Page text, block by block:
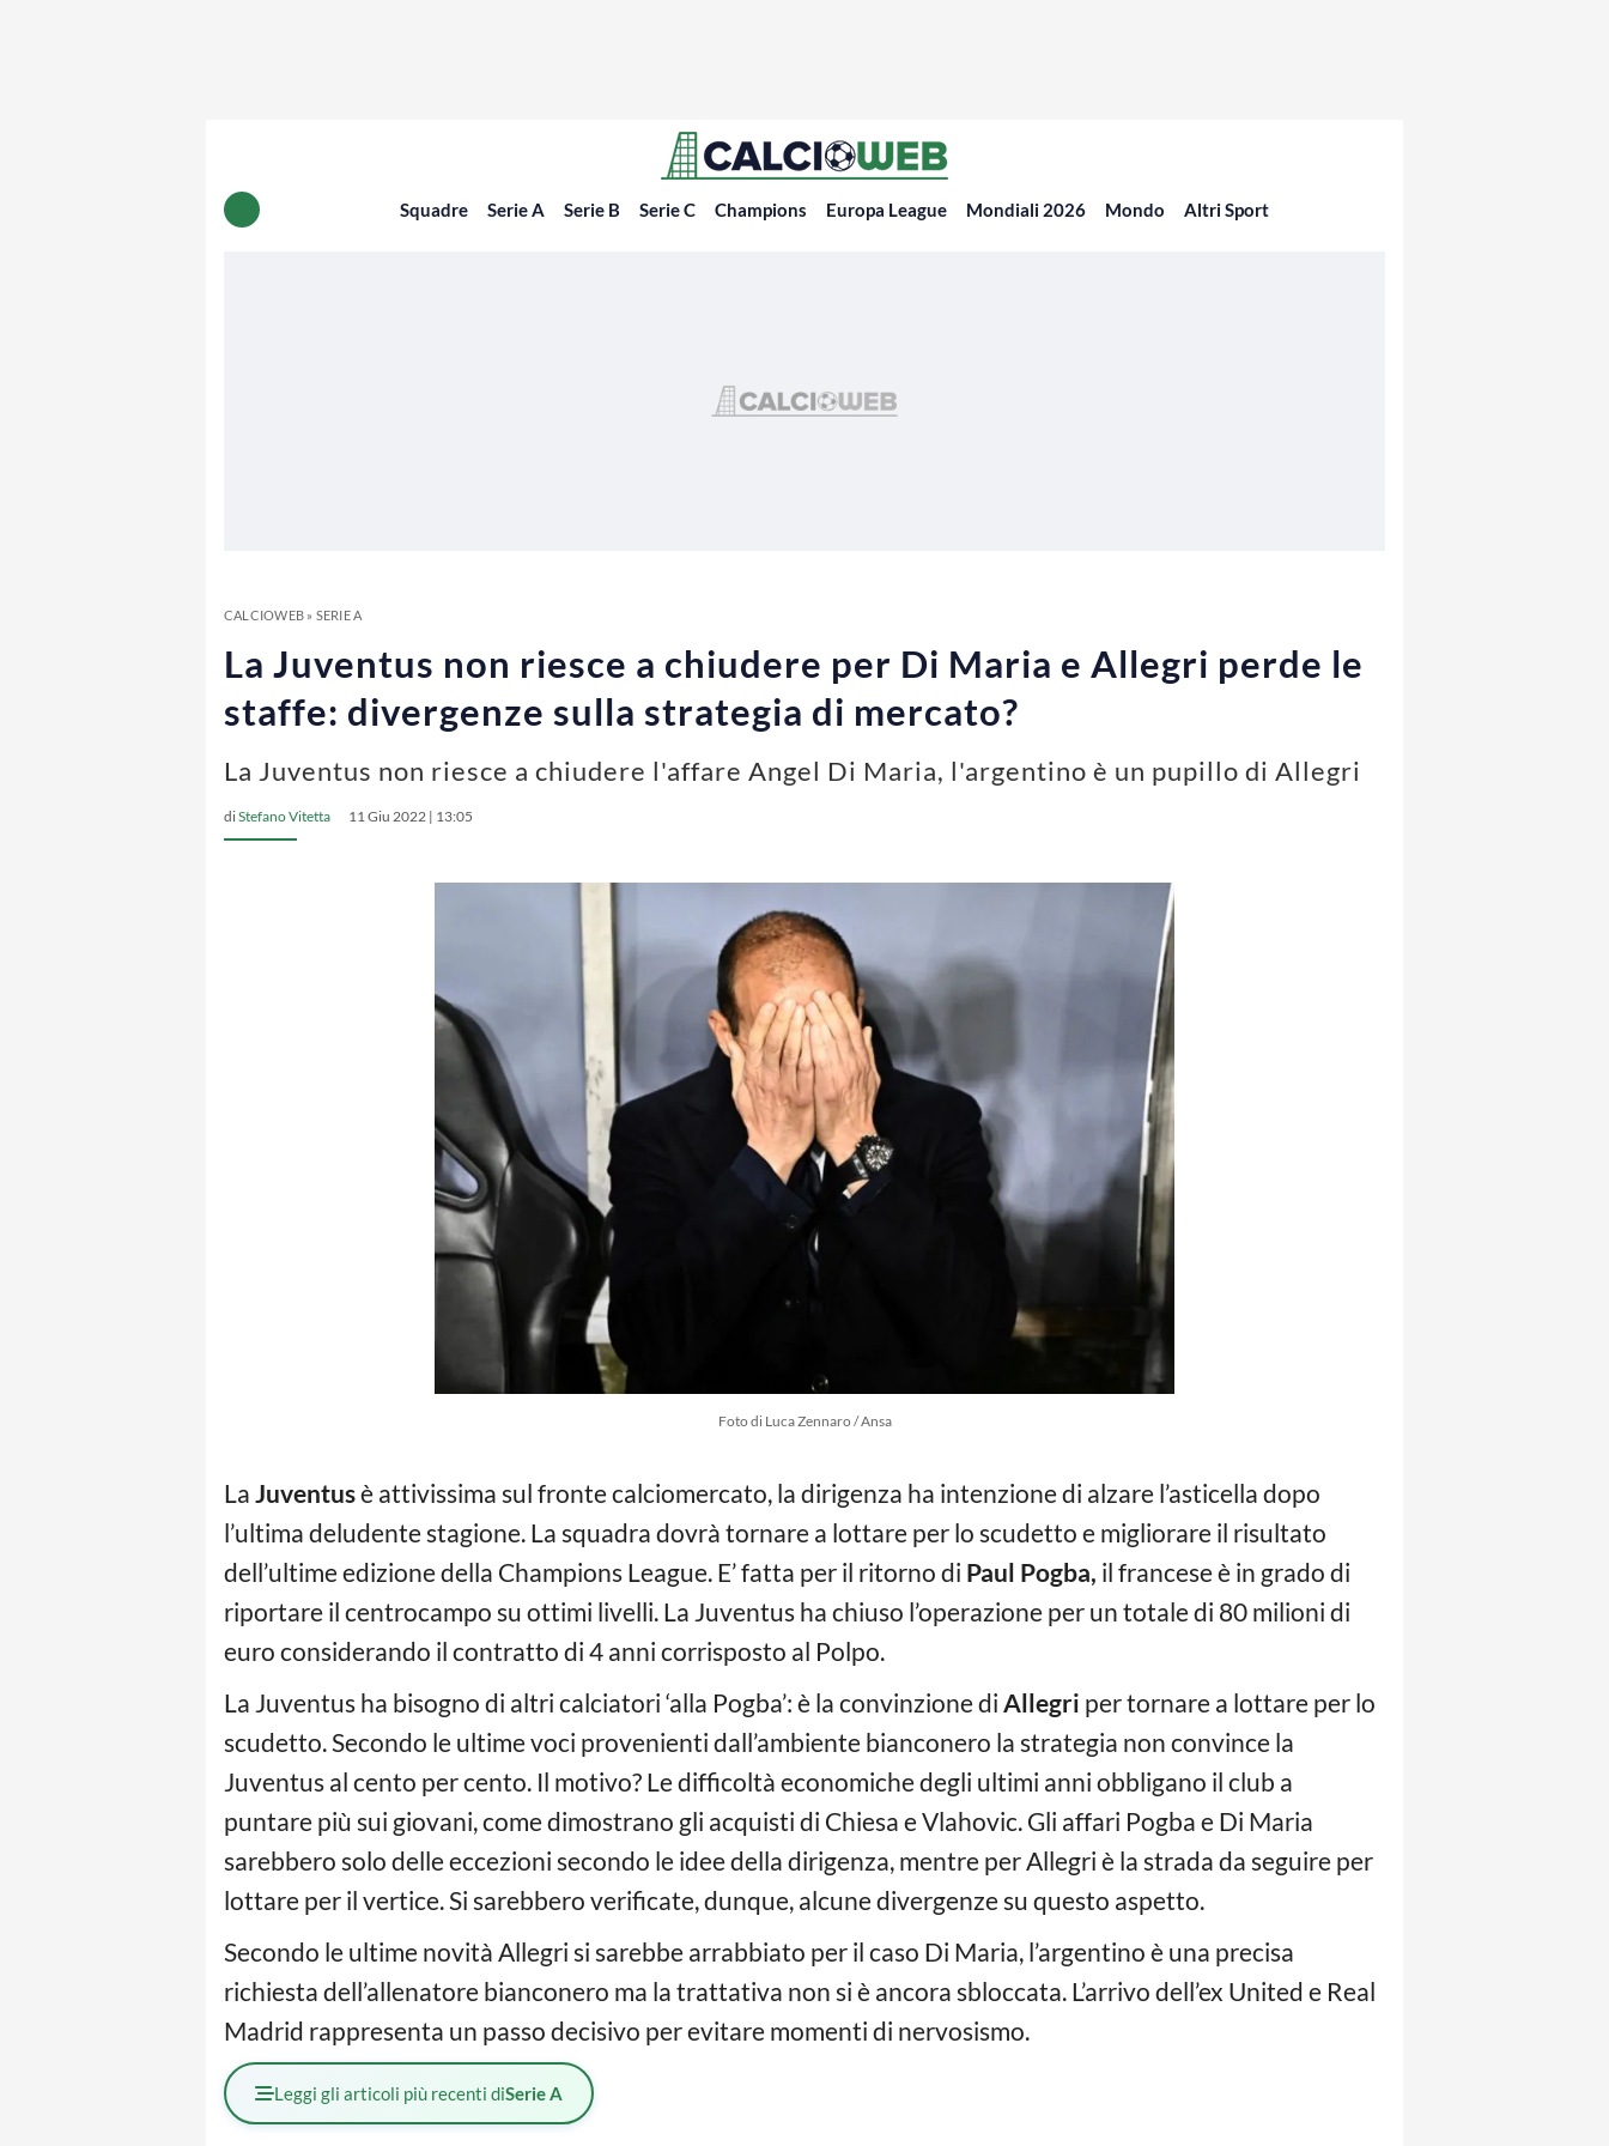
Squadre Serie A Serie B Serie C Champions Europa League Mondiali 2026 Mondo Altri Sport
CALCIOWEB» SERIE A
La Juventus non riesce a chiudere per Di Maria e Allegri perde le
staffe: divergenze sulla strategia di mercato?
La Juventus non riesce a chiudere l'affare Angel Di Maria, l'argentino è un pupillo di Allegri
diStefano Vitetta 11 Giu 2022 | 13:05
Foto di Luca Zennaro / Ansa
La Juventusè attivissima sul fronte calciomercato, la dirigenza ha intenzione di alzare l’asticella dopo
l’ultima deludente stagione. La squadra dovrà tornare a lottare per lo scudetto e migliorare il risultato
dell’ultime edizione della Champions League. E’ fatta per il ritorno di Paul Pogba, il francese è in grado di
riportare il centrocampo su ottimi livelli. La Juventus ha chiuso l’operazione per un totale di 80 milioni di
euro considerando il contratto di 4 anni corrisposto al Polpo.
La Juventus ha bisogno di altri calciatori ‘alla Pogba’: è la convinzione di Allegri per tornare a lottare per lo
scudetto. Secondo le ultime voci provenienti dall’ambiente bianconero la strategia non convince la
Juventus al cento per cento. Il motivo? Le difficoltà economiche degli ultimi anni obbligano il club a
puntare più sui giovani, come dimostrano gli acquisti di Chiesa e Vlahovic. Gli affari Pogba e Di Maria
sarebbero solo delle eccezioni secondo le idee della dirigenza, mentre per Allegri è la strada da seguire per
lottare per il vertice. Si sarebbero verificate, dunque, alcune divergenze su questo aspetto.
Secondo le ultime novità Allegri si sarebbe arrabbiato per il caso Di Maria, l’argentino è una precisa
richiesta dell’allenatore bianconero ma la trattativa non si è ancora sbloccata. L’arrivo dell’ex United e Real
Madrid rappresenta un passo decisivo per evitare momenti di nervosismo.
Leggi gli articoli più recenti diSerie A